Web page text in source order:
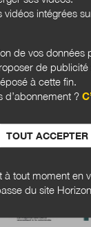
intégrées
de vos données
de publicité
à cette fin.
d’abonnement ?
TOUT ACCEPTER
tout moment en
du site